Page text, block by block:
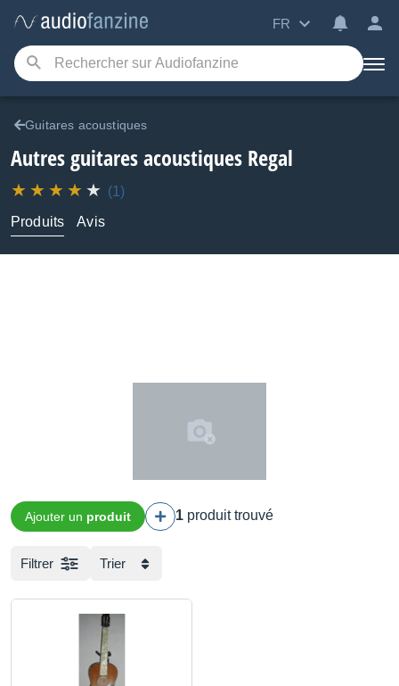
FR
Guitares acoustiques
Autres guitares acoustiques Regal
(1)
Produits
Avis
Ajouter un produit 1 produit trouvé
Filtrer Trier